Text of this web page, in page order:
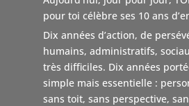
pour toi célèbre ses 10 ans
Dix années d’action, de
humains, administratifs,
très difficiles. Dix années
simple mais essentielle :
sans toit, sans perspective,